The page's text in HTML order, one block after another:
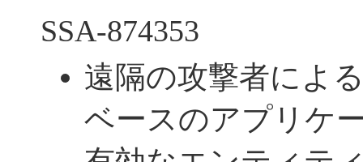
SSA-874353
遠隔の攻撃者によ
ベースのアプリケ